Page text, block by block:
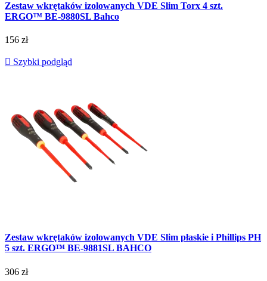
Zestaw wkrętaków izolowanych VDE Slim Torx 4 szt.
ERGO™ BE-9880SL Bahco
156 zł
 Szybki podgląd
Zestaw wkrętaków izolowanych VDE Slim płaskie i Phillips PH
5 szt. ERGO™ BE-9881SL BAHCO
306 zł